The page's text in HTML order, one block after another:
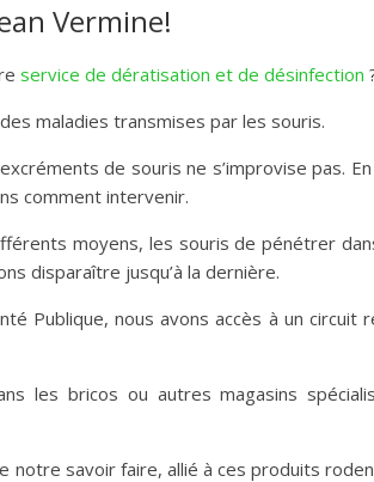
Vermine!
service de dératisation et de désinfection
maladies transmises par les souris.
de souris ne s’improvise pas.
comment intervenir.
moyens, les souris de pénétrer
disparaître jusqu’à la dernière.
Publique, nous avons accès à un
les bricos ou autres magasins
notre savoir faire, allié à ces produits